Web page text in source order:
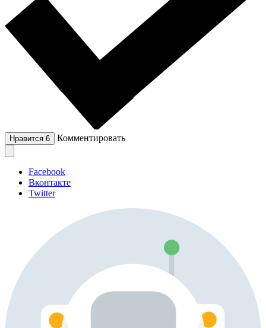
Нравится 6 Комментировать
Facebook
Вконтакте
Twitter